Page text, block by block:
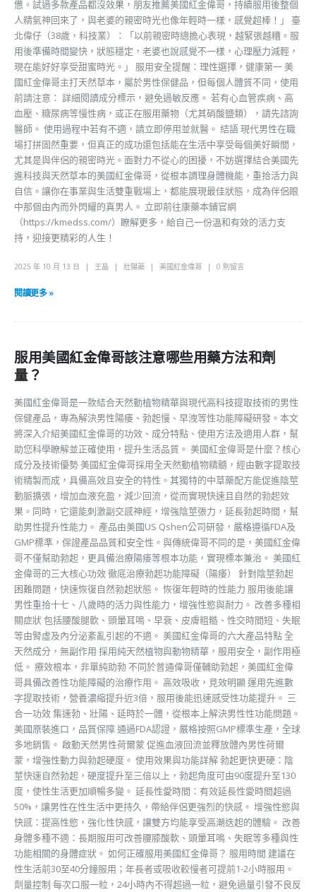
憊。試過多款產品都沒效果，朋友推薦美國紅金偉哥，持續服用後整個
人精氣神回來了，與老婆的親密時光也像年輕時一樣，感覺超棒！」 臺
北偉仔（38歲，科技業）：「以前親密時總擔心表現，越緊張越糟。服
用後準備時間變快，狀態穩定，老婆也說感覺不一樣，心理壓力減輕，
現在能好好享受甜蜜時光。」 服用安全提醒：理性選擇，健康第一 美
國紅金偉哥主打天然草本，屬於男性保健品，但每個人體質不同，使用
前請注意： 詳細閱讀成分標示，避免過敏反應。 若有心血管疾病、高
血壓、糖尿病等慢性病，或正在服用藥物（尤其硝酸鹽類），請先諮詢
醫師。 使用過程中若有不適，請立即停用並就醫。 結語 現代男性在職
場打拼固然重要，但真正的成功還包括能在生活中享受每個美好瞬間，
尤其是與伴侶的親密時光。面對力不從心的困擾，不妨選擇結合美國先
進科技與天然草本的美國紅金偉哥，從根本調理身體機能，重拾活力與
自信。讓你在事業與生活雙重戰場上，都能展現最佳狀態，成為伴侶眼
中那個由內而外閃耀的真男人。 立即前往康藥本鋪官網
（https://kmedss.com/）瞭解更多，給自己一份溫和有效的活力支
持，迎接更精彩的人生！
2025 年 10 月 13 日 王晶 壯陽藥 美國紅金偉哥 0 則留言
閱讀更多 »
服用美國紅金偉哥該注意哪些用藥方法和劑
量？
美國紅金偉哥是一款結合天然動植物精華與現代高科技提取技術的男性
保健產品，專為解決男性陽痿、勃起慢、早洩等性功能障礙研發。本文
將深入介紹美國紅金偉哥的功效、成分特點、使用方法及適用人群，幫
助您科學瞭解並正確使用，提升生活品質。 美國紅金偉哥是什麼？核心
成分及技術優勢 美國紅金偉哥採用全天然動植物精髓，經由數字提取技
術精製而成，具備高效且安全的特性。其獨特的中草藥配方能促進陰莖
動脈擴張，增加血液充盈，減少回流，從而實現快速且自然的勃起效
果。同時，它還能刺激副交感神經，增強陰莖張力，延長勃起時間，幫
助男性提升性能力。 產品由美國US Qshen公司研發，嚴格遵循FDA及
GMP標準，保證產品品質和安全性。與傳統偉哥不同的是，美國紅金偉
哥不僅幫助勃起，更具備治療陽痿等根本功能，實現標本兼治。 美國紅
金偉哥的三大核心功效 徹底治療勃起功能障礙（陽痿） 針對陰莖勃起
困難問題，快速恢復自然勃起狀態。 恢復年輕時的性能力 服用後能讓
男性重拾十七、八歲時的活力與性能力，增強性慾與耐力。 改善多種相
關症狀 包括腰酸腿軟、頭暈耳鳴、早衰、皮膚粗糙、性交時間短、失眠
等由腎虛及內分泌紊亂引起的不適。 美國紅金偉哥的六大產品特點 全
天然成分，無副作用 採用純天然植物與動物精華，服用安全，副作用極
低。 療效根本，非單純助勃 不同於普通偉哥僅輔助勃起，美國紅金偉
哥具備改善性功能障礙的治療作用。 高效吸收，見效明顯 運用先進數
字提取技術，營養濃縮提升近3倍，服用後能迅速感受性功能提升。 三
合一功效 集速勃、壯陽、延時於一體，從根本上解決男性性功能問題。
美國原裝進口，品質保障 通過FDA認證，嚴格按照GMP標準生產，全球
多地銷售。 啟動天然男性荷爾蒙 促進血液回流並釋放體內男性荷爾
蒙，增強性動力與勃起硬度。 使用效果與功能詳解 勃起更快更硬：陰
莖快速自然勃起，硬度提升至三倍以上，勃起角度可由90度提升至130
度，使性生活更加順暢多變。 延長性愛時間：有效延長性愛時間超過
50%，讓男性在性生活中更持久，帶給伴侶更強烈的快感。 增強性慾與
快感：提高性慾，強化性快感，讓雙方均能享受高潮迭起的體驗。 改善
身體多種不適：長期服用可改善腰膝酸軟、頭暈耳鳴、失眠等多種與性
功能相關的身體症狀。 如何正確服用美國紅金偉哥？ 服用時間 建議在
性生活前30至40分鐘服用；年長者或吸收較慢者可提前1-2小時服用。
劑量控制 每次口服一粒，24小時內不得超過一粒，避免過量引發不良反